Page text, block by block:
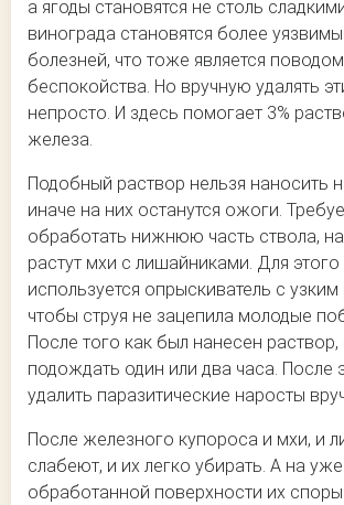
а ягоды становятся не столь
винограда становятся более
болезней, что тоже является
беспокойства. Но вручную удалять
непросто. И здесь помогает 3%
железа.
Подобный раствор нельзя наносить
иначе на них останутся ожоги.
обработать нижнюю часть ствола,
растут мхи с лишайниками. Для
используется опрыскиватель с
чтобы струя не зацепила молодые
После того как был нанесен раствор,
подождать один или два часа. После
удалить паразитические наросты
После железного купороса и мхи, и
слабеют, и их легко убирать. А на уже
обработанной поверхности их